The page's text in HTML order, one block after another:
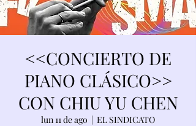
<<CONCIERTO DE
PIANO CLÁSICO>>
CON CHIU YU CHEN
lun 11 de ago
  |
EL SINDICATO